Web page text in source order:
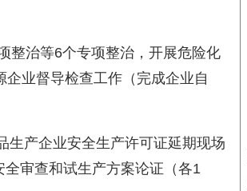
整治等6个专项整治，开展危险化
业督导检查工作（完成企业自
生产企业安全生产许可证延期现场
审查和试生产方案论证（各1